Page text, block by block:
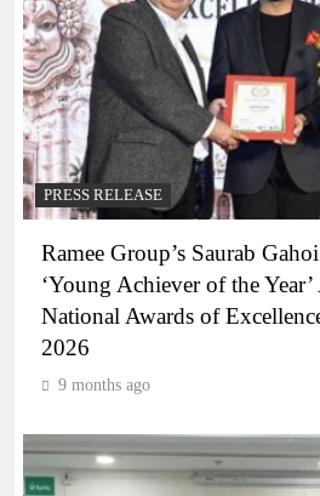
PRESS RELEASE
Ramee Group’s Saurab
‘Young Achiever of the
National Awards of
2026
9 months ago